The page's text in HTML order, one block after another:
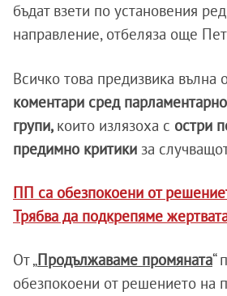
бъдат взети по установения
направление, отбеляза още
Всичко това предизвика вълна
коментари сред
групи, които излязоха с остри
предимно критики за
ПП са обезпокоени от
Трябва да подкрепяме
От „Продължаваме промяната“
обезпокоени от решението на